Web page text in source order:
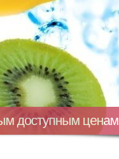
доступным ценам